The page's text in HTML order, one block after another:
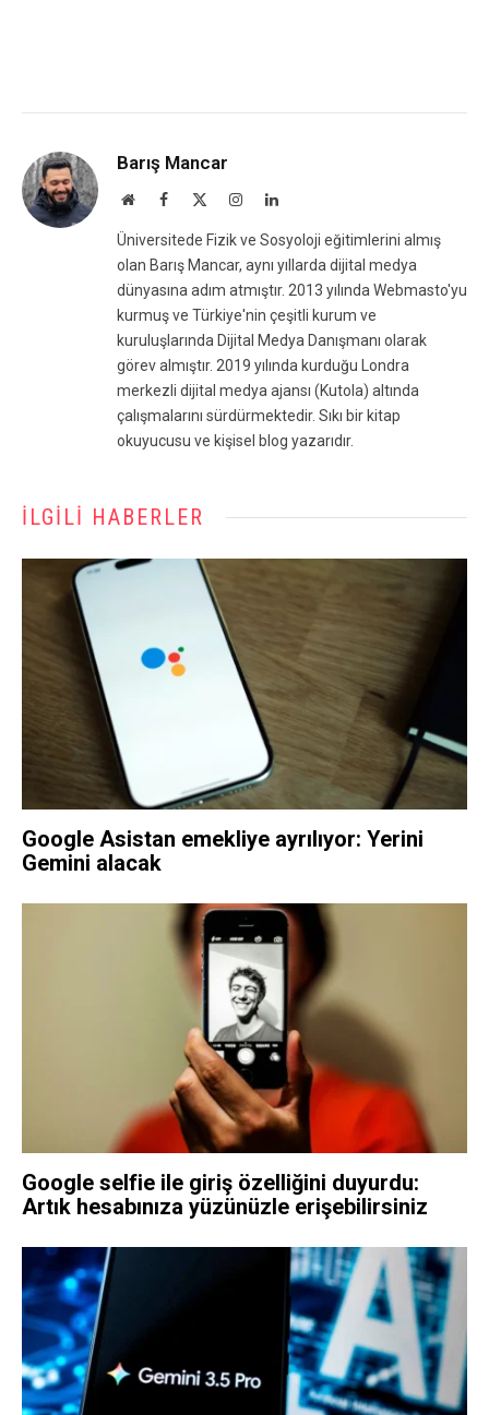
Barış Mancar
WebsiteFacebook InstagramLinkedIn
Üniversitede Fizik ve Sosyoloji eğitimlerini almış
olan Barış Mancar, aynı yıllarda dijital medya
dünyasına adım atmıştır. 2013 yılında Webmasto'yu
kurmuş ve Türkiye'nin çeşitli kurum ve
kuruluşlarında Dijital Medya Danışmanı olarak
görev almıştır. 2019 yılında kurduğu Londra
merkezli dijital medya ajansı (Kutola) altında
çalışmalarını sürdürmektedir. Sıkı bir kitap
okuyucusu ve kişisel blog yazarıdır.
İLGILI HABERLER
Google Asistan emekliye ayrılıyor: Yerini
Gemini alacak
Google selfie ile giriş özelliğini duyurdu:
Artık hesabınıza yüzünüzle erişebilirsiniz